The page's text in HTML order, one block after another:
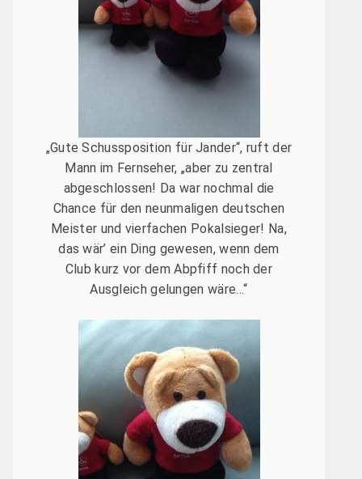
„Gute Schussposition für Jander“, ruft der
Mann im Fernseher, „aber zu zentral
abgeschlossen! Da war nochmal die
Chance für den neunmaligen deutschen
Meister und vierfachen Pokalsieger! Na,
das wär’ ein Ding gewesen, wenn dem
Club kurz vor dem Abpfiff noch der
Ausgleich gelungen wäre…“